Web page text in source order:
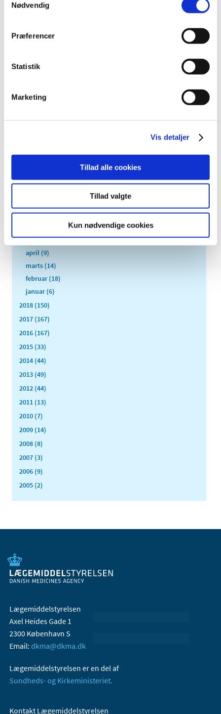
Nødvendig
Præferencer
Statistik
Marketing
Vis detaljer
Tillad alle cookies
Tillad valgte
Kun nødvendige cookies
Alle (2506)
2026 (84)
2024 (224)
2022 (197)
2020 (263)
juli (14)
maj (5)
april (9)
marts (14)
februar (18)
januar (6)
2018 (150)
2017 (167)
2016 (167)
2015 (33)
2014 (44)
2013 (49)
2012 (44)
2011 (13)
2010 (7)
2009 (14)
2008 (8)
2007 (3)
2006 (9)
2005 (2)
Lægemiddelstyrelsen
Axel Heides Gade 1
2300 København S
Email: dkma@dkma.dk
Lægemiddelstyrelsen er en del af
Sundheds- og Kirkeministeriet.
Kontakt Lægemiddelstyrelsen